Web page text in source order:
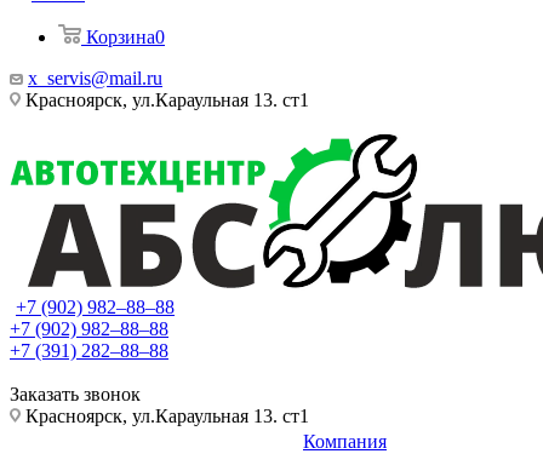
Корзина0
x_servis@mail.ru
Красноярск, ул.Караульная 13. ст1
+7 (902) 982‒88‒88
+7 (902) 982‒88‒88
+7 (391) 282‒88‒88
Заказать звонок
Красноярск, ул.Караульная 13. ст1
Компания